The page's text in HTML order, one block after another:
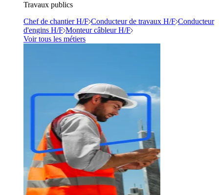
Travaux publics
Chef de chantier H/F Conducteur de travaux H/F Conducteur
d'engins H/F Monteur câbleur H/F
Voir tous les métiers